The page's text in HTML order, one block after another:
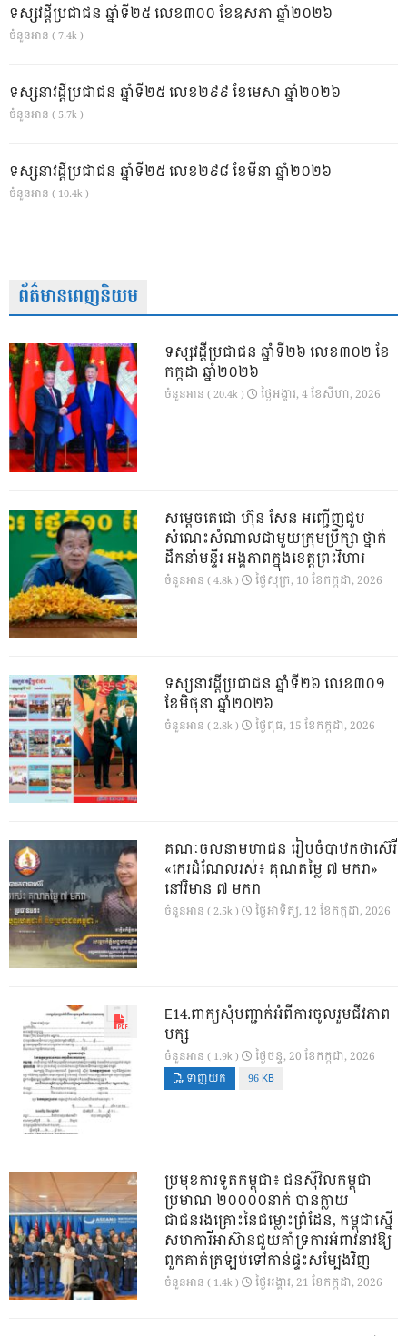
ទស្សវដ្តីប្រជាជន ឆ្នាំទី២៥ លេខ៣០០ ខែឧសភា ឆ្នាំ២០២៦
ចំនួនអាន ( 7.4k )
ទស្សនាវដ្ដីប្រជាជន ឆ្នាំទី២៥ លេខ២៩៩ ខែមេសា ឆ្នាំ២០២៦
ចំនួនអាន ( 5.7k )
ទស្សនាវដ្ដីប្រជាជន ឆ្នាំទី២៥ លេខ២៩៨ ខែមីនា ឆ្នាំ២០២៦
ចំនួនអាន ( 10.4k )
ព័ត៌មានពេញនិយម
ទស្សវដ្តីប្រជាជន ឆ្នាំទី២៦ លេខ៣០២ ខែ
កក្កដា ឆ្នាំ២០២៦
ចំនួនអាន ( 20.4k ) ថ្ងៃ​អង្គារ, 4 ខែ​សីហា, 2026
សម្តេចតេជោ ហ៊ុន សែន អញ្ជើញជួប
សំណេះសំណាលជាមួយក្រុមប្រឹក្សា ថ្នាក់
ដឹកនាំមន្ទីរ អង្គភាពក្នុងខេត្តព្រះវិហារ
ចំនួនអាន ( 4.8k ) ថ្ងៃ​សុក្រ, 10 ខែ​កក្កដា, 2026
ទស្សនាវដ្ដីប្រជាជន ឆ្នាំទី២៦ លេខ៣០១
ខែមិថុនា ឆ្នាំ២០២៦
ចំនួនអាន ( 2.8k ) ថ្ងៃ​ពុធ, 15 ខែ​កក្កដា, 2026
គណៈចលនាមហាជន រៀបចំបាឋកថាស៊េរី
«កេរដំណែលរស់៖ គុណតម្លៃ ៧ មករា»
នៅវិមាន ៧ មករា
ចំនួនអាន ( 2.5k ) ថ្ងៃ​អាទិត្យ, 12 ខែ​កក្កដា, 2026
E14.ពាក្យសុំបញ្ជាក់អំពីការចូលរួមជីវភាព
បក្ស
ចំនួនអាន ( 1.9k ) ថ្ងៃ​ចន្ទ, 20 ខែ​កក្កដា, 2026
ទាញយក 96 KB
ប្រមុខការទូតកម្ពុជា៖ ជនស៊ីវិលកម្ពុជា
ប្រមាណ ២០០០០នាក់ បានក្លាយ
ជាជនរងគ្រោះនៃជម្លោះព្រំដែន, កម្ពុជាស្នើ
សហការីអាស៊ានជួយគាំទ្រការអំពាវនាវឱ្យ
ពួកគាត់ត្រឡប់ទៅកាន់ផ្ទះសម្បែងវិញ
ចំនួនអាន ( 1.4k ) ថ្ងៃ​អង្គារ, 21 ខែ​កក្កដា, 2026